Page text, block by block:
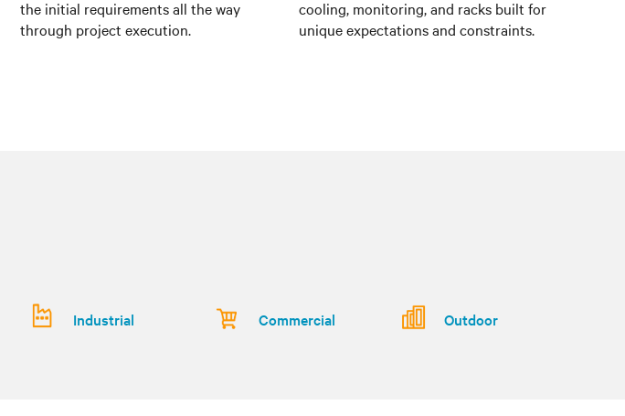
the initial requirements all the way
through project execution.
cooling, monitoring, and racks built for
unique expectations and constraints.
Industrial Commercial Outdoor